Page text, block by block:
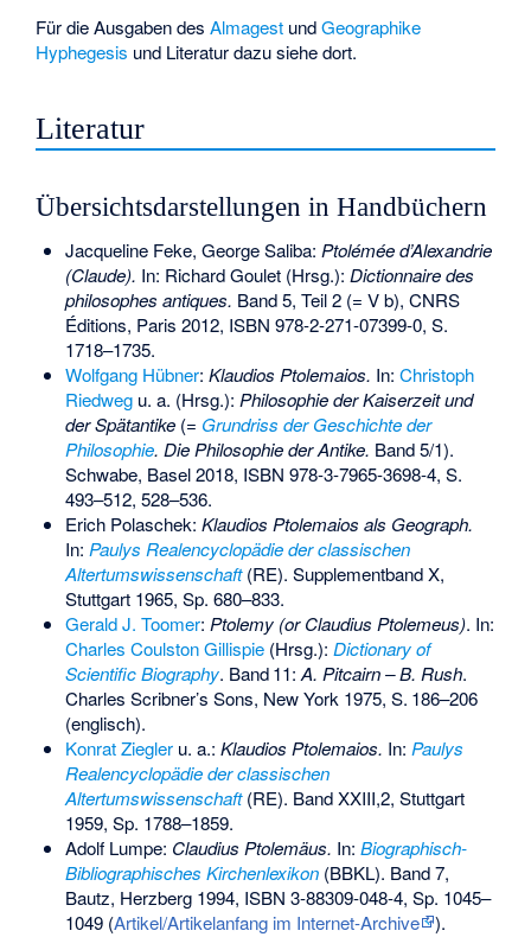
Für die Ausgaben desAlmagest undGeographike
Hyphegesis und Literatur dazu siehe dort.
Literatur
Übersichtsdarstellungen in Handbüchern
Jacqueline Feke, George Saliba: Ptolémée d’Alexandrie
(Claude). In: Richard Goulet (Hrsg.): Dictionnaire des
philosophes antiques. Band 5, Teil 2 (= V b), CNRS
Éditions, Paris 2012, ISBN 978-2-271-07399-0, S.
1718–1735.
Wolfgang Hübner: Klaudios Ptolemaios. In: Christoph
Riedwegu. a. (Hrsg.): Philosophie der Kaiserzeit und
der Spätantike(= Grundriss der Geschichte der
Philosophie. Die Philosophie der Antike. Band 5/1).
Schwabe, Basel 2018, ISBN 978-3-7965-3698-4, S.
493–512, 528–536.
Erich Polaschek: Klaudios Ptolemaios als Geograph.
In: Paulys Realencyclopädie der classischen
Altertumswissenschaft(RE). Supplementband X,
Stuttgart 1965, Sp. 680–833.
Gerald J. Toomer: Ptolemy (or Claudius Ptolemeus). In:
Charles Coulston Gillispie(Hrsg.): Dictionary of
Scientific Biography. Band 11: A. Pitcairn – B. Rush.
Charles Scribner’s Sons, New York 1975, S. 186–206
(englisch).
Konrat Ziegleru. a.: Klaudios Ptolemaios. In: Paulys
Realencyclopädie der classischen
Altertumswissenschaft(RE). Band XXIII,2, Stuttgart
1959, Sp. 1788–1859.
Adolf Lumpe: Claudius Ptolemäus. In: Biographisch-
Bibliographisches Kirchenlexikon(BBKL). Band 7,
Bautz, Herzberg 1994, ISBN 3-88309-048-4, Sp. 1045–
1049(Artikel/Artikelanfang im Internet-Archive ).